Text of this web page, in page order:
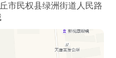
14点-17点休息3小时。
，每月享受团餐，拥有
利、工作餐，具备良好的
市民权县绿洲街道人民路